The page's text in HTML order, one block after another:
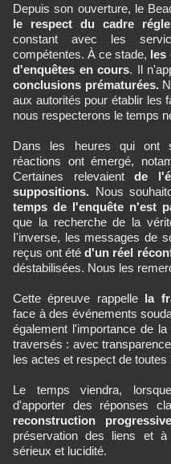
Depuis son ouverture, le
le respect du cadre
constant avec les
compétentes. À ce stade, les
d'enquêtes en cours. Il
conclusions prématurées.
aux autorités pour établir les
nous respecterons le temps
Dans les heures qui ont
réactions ont émergé,
Certaines relevaient de
suppositions. Nous
temps de l'enquête n'est
que la recherche de la
I'inverse, les messages de
reçus ont étéd'un réel
déstabilisées. Nous les
Cette épreuve rappellela
face à des événements
également l'importance de
traversés : avec
les actes et respect de
Le temps viendra,
d'apporter des réponses
reconstruction
préservation des liens et
sérieux et lucidité.